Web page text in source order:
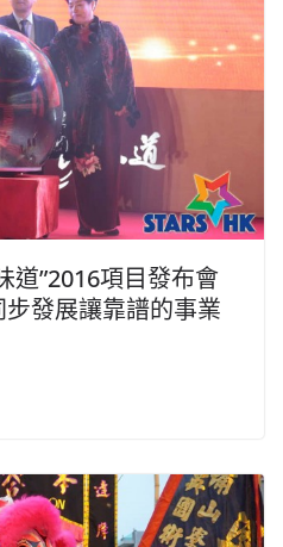
道”2016項目發布會
發展讓靠譜的事業